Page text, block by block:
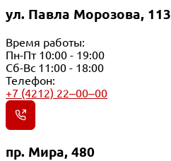
ул. Павла Морозова, 113
Время работы:
Пн-Пт 10:00 - 19:00
Сб-Вс 11:00 - 18:00
Телефон:
+7 (4212) 22‒00‒00
пр. Мира, 480